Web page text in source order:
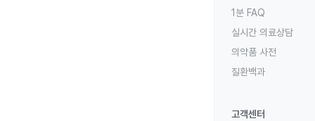
1분 FAQ
실시간 의료상담
의약품 사전
질환백과
고객센터